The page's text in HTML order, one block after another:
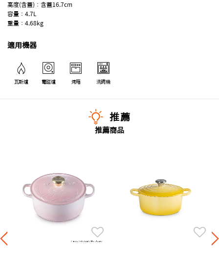
高度(含蓋)：含蓋16.7cm
容量：4.7L
重量：4.68kg
適用機器
瓦斯爐 電磁爐 烤箱 洗碗機
推薦
推薦商品